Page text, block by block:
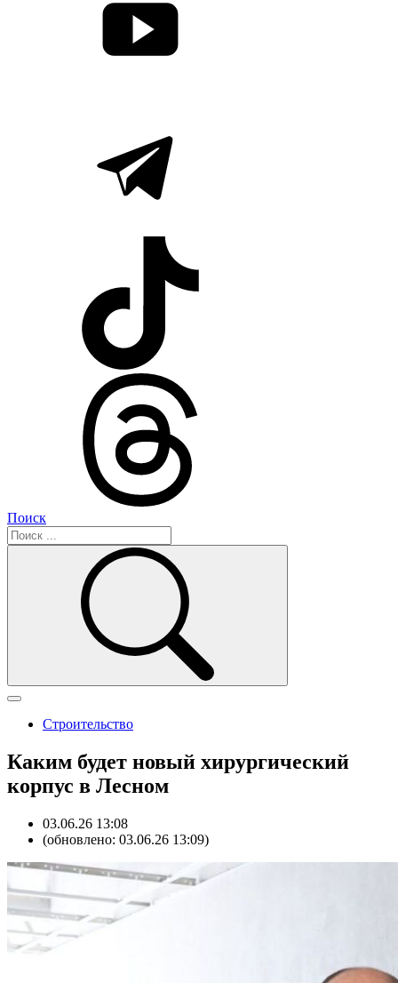
Поиск
Строительство
Каким будет новый хирургический
корпус в Лесном
03.06.26 13:08
(обновлено: 03.06.26 13:09)